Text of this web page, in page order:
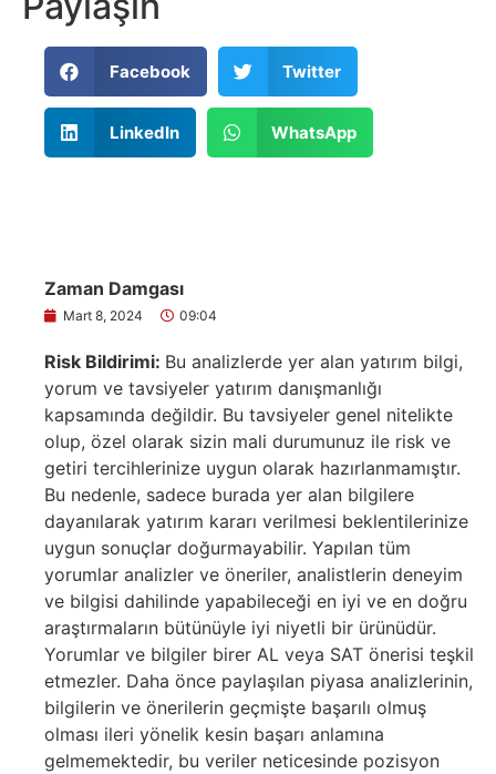
Facebook Twitter
LinkedIn WhatsApp
Zaman Damgası
Mart 8, 2024 09:04
Risk Bildirimi: Bu analizlerde yer alan yatırım bilgi,
yorum ve tavsiyeler yatırım danışmanlığı
kapsamında değildir. Bu tavsiyeler genel nitelikte
olup, özel olarak sizin mali durumunuz ile risk ve
getiri tercihlerinize uygun olarak hazırlanmamıştır.
Bu nedenle, sadece burada yer alan bilgilere
dayanılarak yatırım kararı verilmesi beklentilerinize
uygun sonuçlar doğurmayabilir. Yapılan tüm
yorumlar analizler ve öneriler, analistlerin deneyim
ve bilgisi dahilinde yapabileceği en iyi ve en doğru
araştırmaların bütünüyle iyi niyetli bir ürünüdür.
Yorumlar ve bilgiler birer AL veya SAT önerisi teşkil
etmezler. Daha önce paylaşılan piyasa analizlerinin,
bilgilerin ve önerilerin geçmişte başarılı olmuş
olması ileri yönelik kesin başarı anlamına
gelmemektedir, bu veriler neticesinde pozisyon